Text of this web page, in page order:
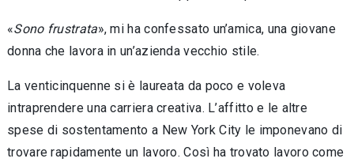
«Sono frustrata», mi ha confessato un’amica, una giovane
donna che lavora in un’azienda vecchio stile.
La venticinquenne si è laureata da poco e vo­leva
intraprendere una carriera creativa. L’affit­to e le altre
spese di sostentamento a New York City le imponevano di
trovare rapidamente un lavoro. Così ha trovato lavoro come